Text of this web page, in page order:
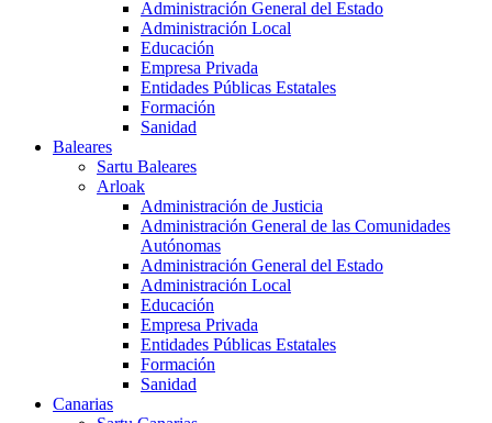
Administración General del Estado
Administración Local
Educación
Empresa Privada
Entidades Públicas Estatales
Formación
Sanidad
Baleares
Sartu Baleares
Arloak
Administración de Justicia
Administración General de las Comunidades
Autónomas
Administración General del Estado
Administración Local
Educación
Empresa Privada
Entidades Públicas Estatales
Formación
Sanidad
Canarias